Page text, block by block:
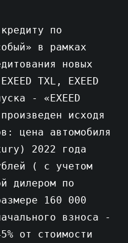
по
в рамках
новых
TXL, EXEED
- «EXEED
исходя
цена автомобиля
2022 года
( с учетом
дилером по
160 000
взноса -
от стоимости